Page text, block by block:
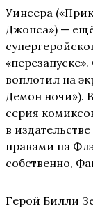
Уинсера
Джонса») —
воплотил на
Демон ночи»).
серия
в
правами на
собственно,
Герой Билли